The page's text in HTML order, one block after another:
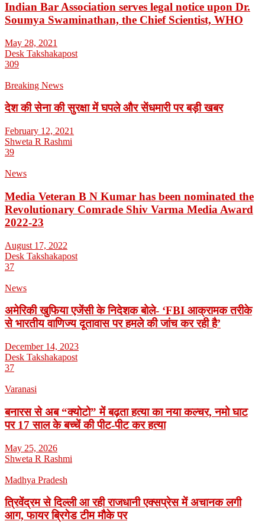
Indian Bar Association serves legal notice upon Dr.
Soumya Swaminathan, the Chief Scientist, WHO
May 28, 2021
Desk Takshakapost
309
Breaking News
देश की सेना की सुरक्षा में घपले और सेंधमारी पर बड़ी खबर
February 12, 2021
Shweta R Rashmi
39
News
Media Veteran B N Kumar has been nominated the
Revolutionary Comrade Shiv Varma Media Award
2022-23
August 17, 2022
Desk Takshakapost
37
News
अमेरिकी खुफिया एजेंसी के निदेशक बोले- ‘FBI आक्रामक तरीके
से भारतीय वाणिज्य दूतावास पर हमले की जांच कर रही है’
December 14, 2023
Desk Takshakapost
37
Varanasi
बनारस से अब “क्योटो” में बढ़ता हत्या का नया कल्चर, नमो घाट
पर 17 साल के बच्चें की पीट-पीट कर हत्या
May 25, 2026
Shweta R Rashmi
Madhya Pradesh
त्रिवेंद्रम से दिल्ली आ रही राजधानी एक्सप्रेस में अचानक लगी
आग, फायर ब्रिगेड टीम मौके पर